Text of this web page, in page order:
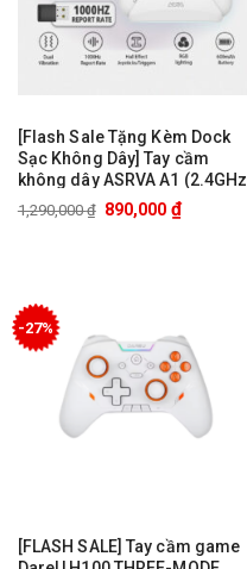
[Flash Sale Tặng Kèm Dock
Sạc Không Dây] Tay cầm
không dây ASRVA A1 (2.4GHz
Wireless / TypeC)
1,290,000₫ 890,000 ₫
-27%
[FLASH SALE] Tay cầm game